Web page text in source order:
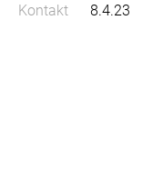
Kontakt 8.4.23